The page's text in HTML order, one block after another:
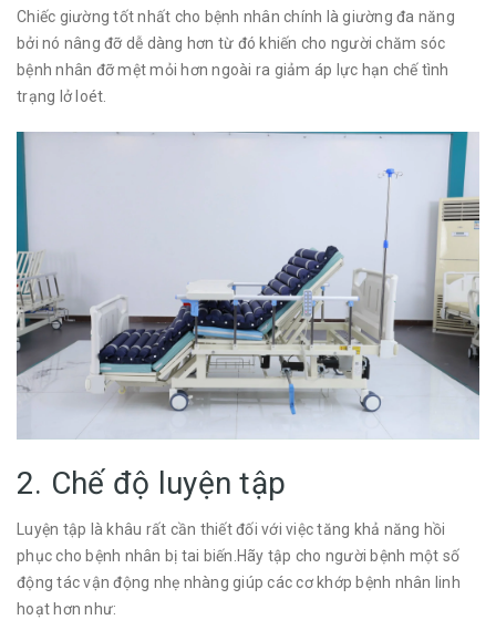
Chiếc giường tốt nhất cho bệnh nhân chính là giường đa năng
bởi nó nâng đỡ dễ dàng hơn từ đó khiến cho người chăm sóc
bệnh nhân đỡ mệt mỏi hơn ngoài ra giảm áp lực hạn chế tình
trạng lở loét.
2. Chế độ luyện tập
Luyện tập là khâu rất cần thiết đối với việc tăng khả năng hồi
phục cho bệnh nhân bị tai biến.Hãy tập cho người bệnh một số
động tác vận động nhẹ nhàng giúp các cơ khớp bệnh nhân linh
hoạt hơn như: